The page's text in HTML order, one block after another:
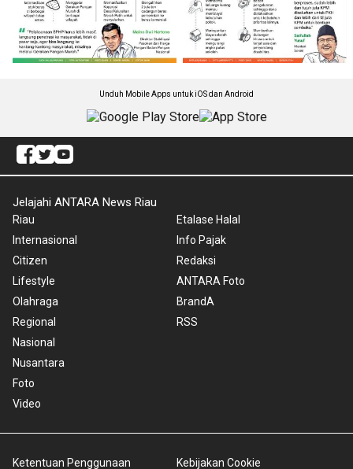
Unduh Mobile Apps untuk iOS dan Android
Jelajahi ANTARA News Riau
Riau
Internasional
Citizen
Lifestyle
Olahraga
Regional
Nasional
Nusantara
Foto
Video
Etalase Halal
Info Pajak
Redaksi
ANTARA Foto
BrandA
RSS
Ketentuan Penggunaan Kebijakan Cookie